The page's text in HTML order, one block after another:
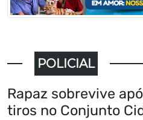
POLICIAL
Rapaz sobrevive
tiros no Conjunto